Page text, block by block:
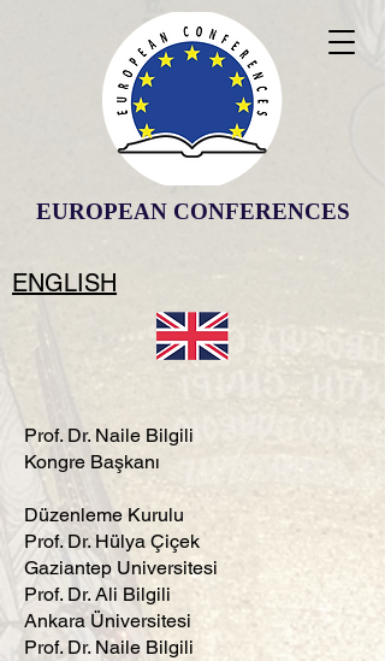
EUROPEAN CONFERENCES
ENGLISH
Prof. Dr. Naile Bilgili
Kongre Başkanı
Düzenleme Kurulu
Prof. Dr. Hülya Çiçek
Gaziantep Universitesi
Prof. Dr. Ali Bilgili
Ankara Üniversitesi
Prof. Dr. Naile Bilgili